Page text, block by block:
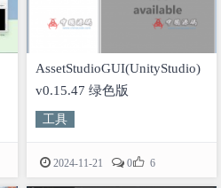
AssetStudioGUI(UnityStudio)
v0.15.47 绿色版
工具
2024-11-21 0 6